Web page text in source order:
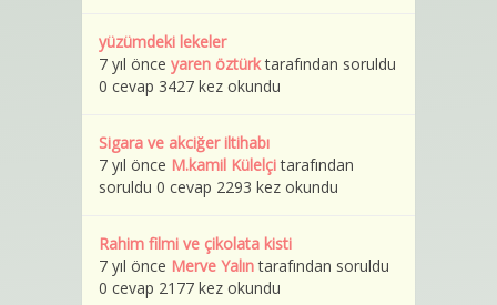
yüzümdeki lekeler
7 yıl önce yaren öztürktarafından soruldu
0 cevap 3427 kez okundu
Sigara ve akciğer iltihabı
7 yıl önce M.kamil Külelçitarafından
soruldu 0 cevap 2293 kez okundu
Rahim filmi ve çikolata kisti
7 yıl önce Merve Yalıntarafından soruldu
0 cevap 2177 kez okundu